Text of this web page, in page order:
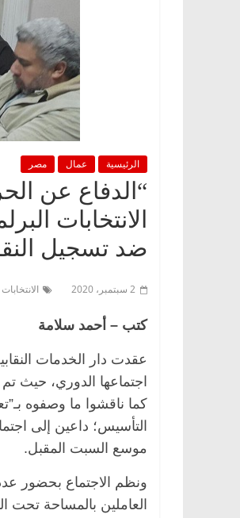
الرئيسية عمال مصر
“الدفاع عن
الانتخابات
ضد تسجيل
2 سبتمبر، 2020
كتب – أحمد سلامة
عقدت دار الخدمات
اجتماعها الدوري، حيث تم
كما ناقشوا ما وصفوه
التأسيس؛ داعين إلى
موسع السبت المقبل.
ونظم الاجتماع بحضور
العاملين بالمساحة تحت